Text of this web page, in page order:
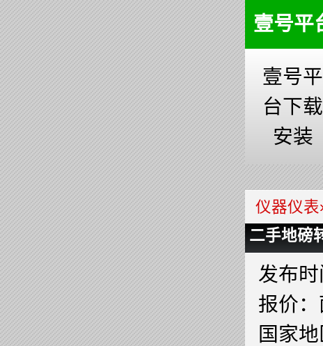
壹号平
壹号平
台下载
安装
仪器仪表
二手地磅
发布
报价：
国家